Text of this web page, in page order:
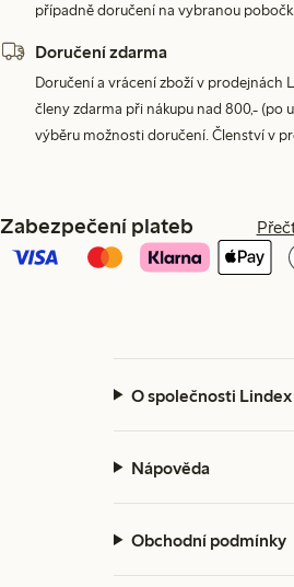
případně doručení na vybranou
Doručení zdarma
Doručení a vrácení zboží v prodejnách
členy zdarma při nákupu nad 800,- (po
výběru možnosti doručení. Členství v
Zabezpečení plateb
O společnosti Lindex
Nápověda
Obchodní podmínky